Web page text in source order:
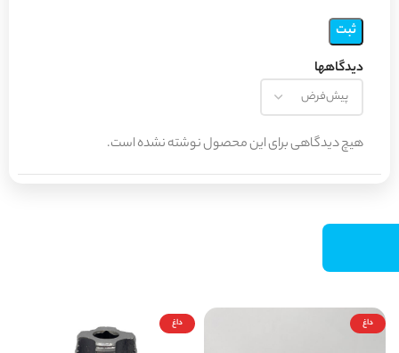
دیدگاهها
هیچ دیدگاهی برای این محصول نوشته نشده است.
داغ داغ